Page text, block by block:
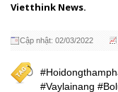
Vietthink News.
Cập nhật: 02/03/2022
#Vaylainang